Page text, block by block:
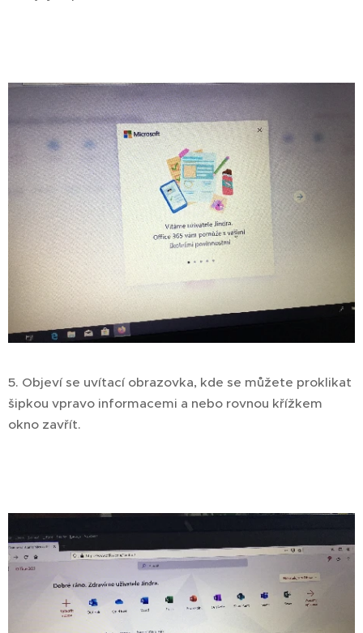
5. Objeví se uvítací obrazovka, kde se můžete proklikat
šipkou vpravo informacemi a nebo rovnou křížkem
okno zavřít.